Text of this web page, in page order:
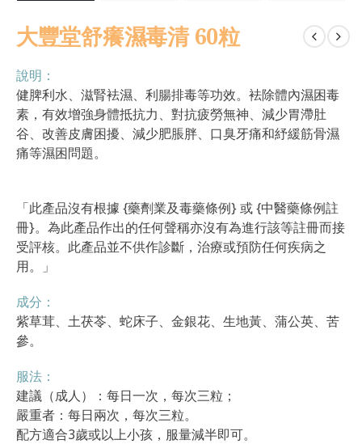
大豐堂舒癢濕毒清 60粒
說明：
健脾利水、滋腎袪濕、利腸排毒等功效。袪除體內濕困毒
素，有效增強身體抵抗力、對抗疲勞無神、減少胃滯肚
谷、改善皮膚困擾、減少肥脹胖、口臭牙痛和紓緩筋骨濕
痛等濕困問題。
「此產品沒有根據 {藥劑業及毒藥條例} 或 {中醫藥條例註
冊}。為此產品作出的任何聲稱亦沒有為進行該等註冊而接
受評核。此產品並不供作診斷，治療或預防任何疾病之
用。」
成分：
紫草茸、土茯苓、蛇床子、金銀花、生地黃、蒲公英、苦
參。
服法：
建議（成人）：每日一次，每次三粒；
嚴重者：每日兩次，每次三粒。
配方適合3歲或以上小孩，服量減半即可。